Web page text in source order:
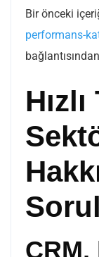
Bir önceki
performans-
CRM,